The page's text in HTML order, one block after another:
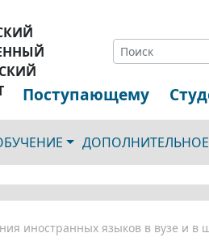
Поступающему
иностранных языков в вузе и в